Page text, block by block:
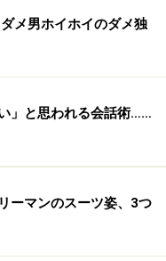
、40代になれば夢の
し20代の頃、ロクに
女性を口説き落とし
経験をしていないの
んなタイプでもいい
つの覚悟ができるか
メ男ホイホイのダメ独
」と思われる会話術……
ーマンのスーツ姿、3つ